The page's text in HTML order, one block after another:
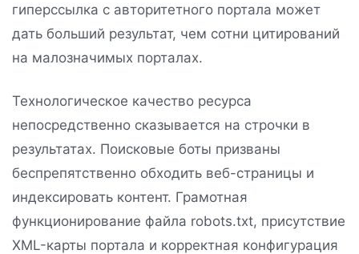
гиперссылка с авторитетного портала может
дать больший результат, чем сотни цитирований
на малозначимых порталах.
Технологическое качество ресурса
непосредственно сказывается на строчки в
результатах. Поисковые боты призваны
беспрепятственно обходить веб-страницы и
индексировать контент. Грамотная
функционирование файла robots.txt, присутствие
XML-карты портала и корректная конфигурация